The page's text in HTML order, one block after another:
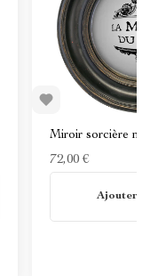
Miroir sorcière noir
72,00 €
Ajouter au